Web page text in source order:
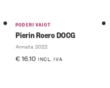
PODERI VAIOT
Pierin Roero DOCG
Annata 2022
€16.10 INCL. IVA